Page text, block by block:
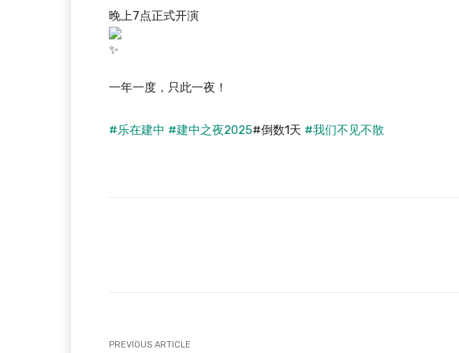
晚上7点正式开演
一年一度，只此一夜！
#乐在建中 #建中之夜2025#倒数1天 #我们不见不散
PREVIOUS ARTICLE